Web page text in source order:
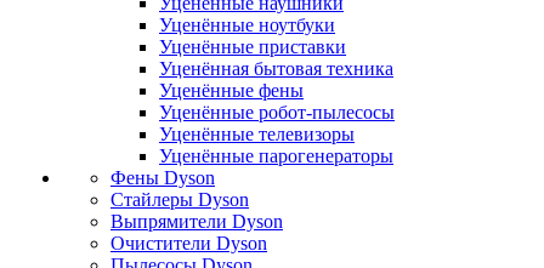
Уценённые ноутбуки
Уценённые приставки
Уценённая бытовая техника
Уценённые фены
Уценённые робот-пылесосы
Уценённые телевизоры
Уценённые парогенераторы
Фены Dyson
Стайлеры Dyson
Выпрямители Dyson
Очистители Dyson